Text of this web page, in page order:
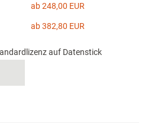
ab 248,00 EUR
ab 382,80 EUR
auf Datenstick